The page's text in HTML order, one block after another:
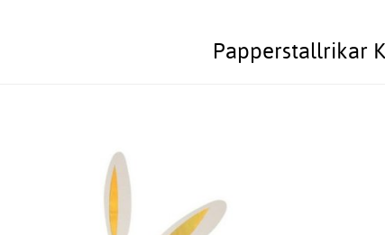
Papperstallrikar